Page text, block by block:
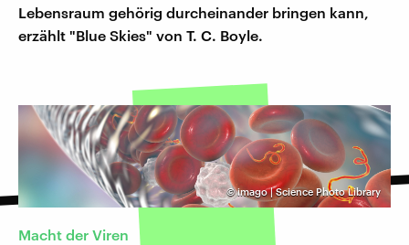
Lebensraum gehörig durcheinander bringen kann,
erzählt "Blue Skies" von T. C. Boyle.
©imago | Science Photo Library
Macht der Viren